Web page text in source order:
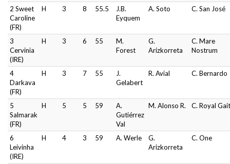
2 Sweet
Caroline
(FR)
H 3 8 55.5
J.B.
Eyquem
A. Soto C. San José
3
Cervinia
(IRE)
H 3 6 55
M.
Forest
G.
Arizkorreta
C. Mare
Nostrum
4
Darkava
(FR)
H 3 7 55
J.
Gelabert
R. Avial C. Bernardo
5
Salmarak
(FR)
H 5 5 59
A.
Gutiérrez
Val
M. Alonso R. C. Royal Gait
6
Leivinha
(IRE)
H 4 3 59 A. Werle
G.
Arizkorreta
C. One